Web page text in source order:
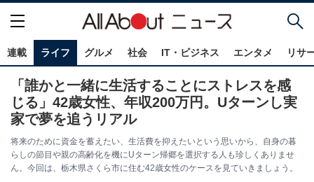
連載 ライフ グルメ 社会 IT・ビジネス エンタメ リサ
「誰かと一緒に生活することにストレスを感
じる」42歳女性、年収200万円。Uターンし実
家で夢を追うリアル
将来のために資金を蓄えたい、生活費を抑えたいという思いから、自身の暮
らしの節目や親の高齢化を機にUターン帰郷を選択する人も珍しくありませ
ん。今回は、栃木県さくら市に住む42歳女性のケースを見ていきましょう。